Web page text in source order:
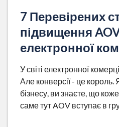
7 Перевірених
підвищення
електронної
У світі електронної
Але конверсії - це
бізнесу, ви знаєте, що
саме тут AOV вступає в